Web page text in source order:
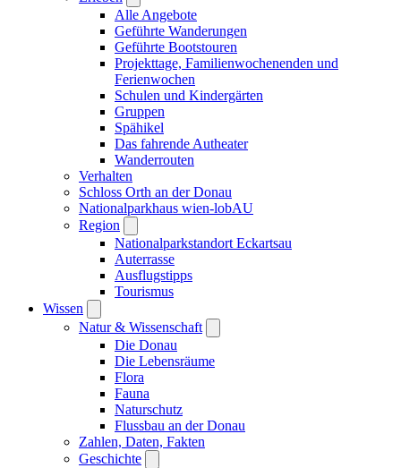
Alle Angebote
Geführte Wanderungen
Geführte Bootstouren
Projekttage, Familienwochenenden und
Ferienwochen
Schulen und Kindergärten
Gruppen
Spähikel
Das fahrende Autheater
Wanderrouten
Verhalten
Schloss Orth an der Donau
Nationalparkhaus wien-lobAU
Region
Nationalparkstandort Eckartsau
Auterrasse
Ausflugstipps
Tourismus
Wissen
Natur & Wissenschaft
Die Donau
Die Lebensräume
Flora
Fauna
Naturschutz
Flussbau an der Donau
Zahlen, Daten, Fakten
Geschichte